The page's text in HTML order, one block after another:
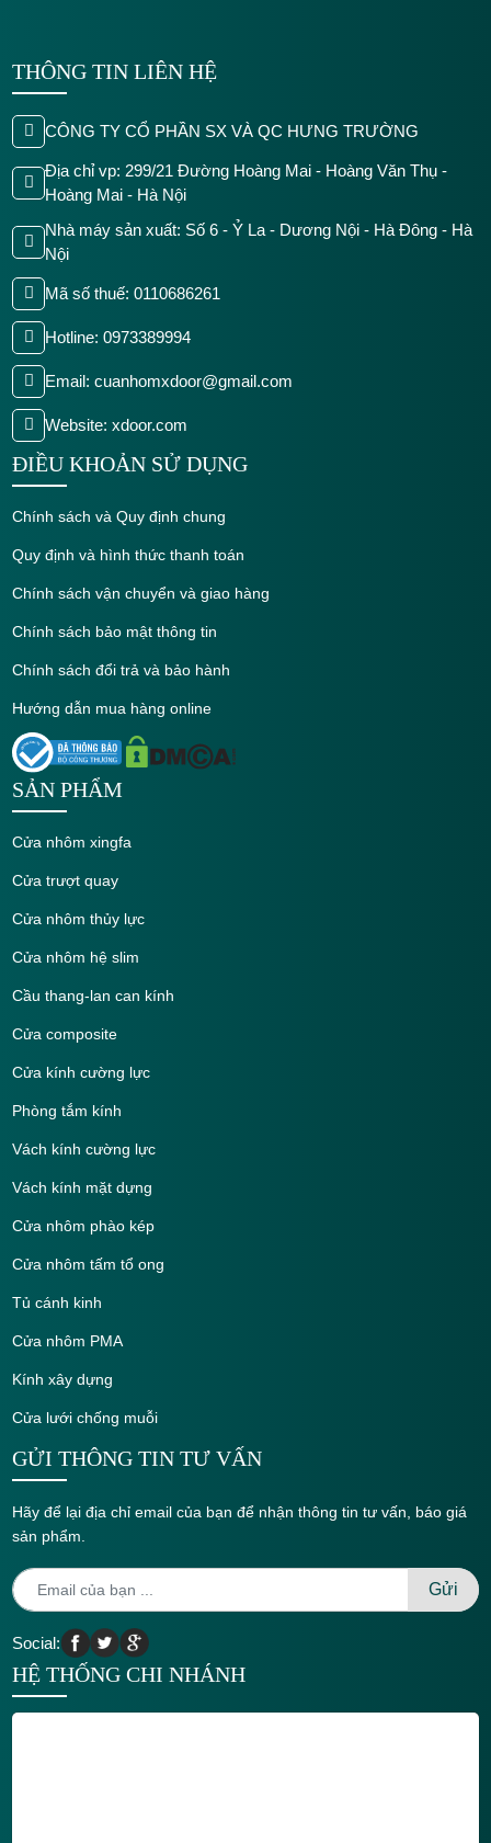
THÔNG TIN LIÊN HỆ
CÔNG TY CỔ PHẦN SX VÀ QC HƯNG TRƯỜNG
Địa chỉ vp: 299/21 Đường Hoàng Mai - Hoàng Văn Thụ -
Hoàng Mai - Hà Nội
Nhà máy sản xuất: Số 6 - Ỷ La - Dương Nội - Hà Đông - Hà
Nội
Mã số thuế: 0110686261
Hotline: 0973389994
Email: cuanhomxdoor@gmail.com
Website: xdoor.com
ĐIỀU KHOẢN SỬ DỤNG
Chính sách và Quy định chung
Quy định và hình thức thanh toán
Chính sách vận chuyển và giao hàng
Chính sách bảo mật thông tin
Chính sách đổi trả và bảo hành
Hướng dẫn mua hàng online
SẢN PHẨM
Cửa nhôm xingfa
Cửa trượt quay
Cửa nhôm thủy lực
Cửa nhôm hệ slim
Cầu thang-lan can kính
Cửa composite
Cửa kính cường lực
Phòng tắm kính
Vách kính cường lực
Vách kính mặt dựng
Cửa nhôm phào kép
Cửa nhôm tấm tổ ong
Tủ cánh kinh
Cửa nhôm PMA
Kính xây dựng
Cửa lưới chống muỗi
GỬI THÔNG TIN TƯ VẤN
Hãy để lại địa chỉ email của bạn để nhận thông tin tư vấn, báo giá
sản phẩm.
Social:
HỆ THỐNG CHI NHÁNH